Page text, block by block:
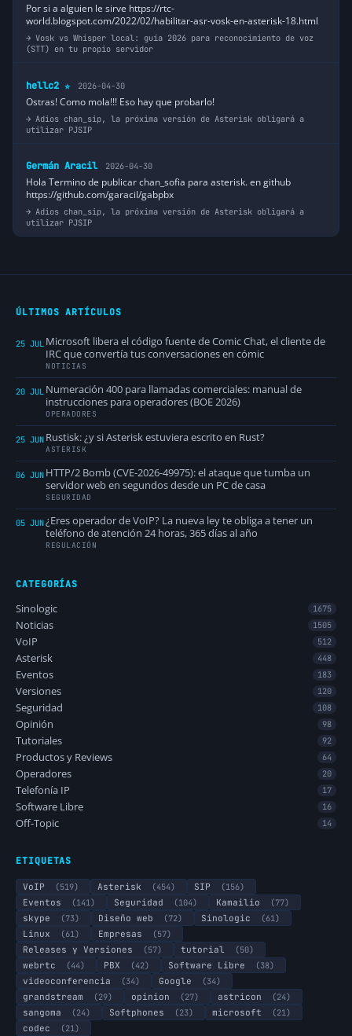
Por si a alguien le sirve https://rtc-
world.blogspot.com/2022/02/habilitar-asr-vosk-en-asterisk-18.html
Vosk vs Whisper local: guía 2026 para reconocimiento de voz
(STT) en tu propio servidor
hellc2 ⭐ 2026-04-30
Ostras! Como mola!!! Eso hay que probarlo!
Adios chan_sip, la próxima versión de Asterisk obligará a
utilizar PJSIP
Germán Aracil 2026-04-30
Hola Termino de publicar chan_sofia para asterisk. en github
https://github.com/garacil/gabpbx
Adios chan_sip, la próxima versión de Asterisk obligará a
utilizar PJSIP
ÚLTIMOS ARTÍCULOS
25 JUL Microsoft libera el código fuente de Comic Chat, el cliente de
IRC que convertía tus conversaciones en cómic
NOTICIAS
20 JUL Numeración 400 para llamadas comerciales: manual de
instrucciones para operadores (BOE 2026)
OPERADORES
25 JUN Rustisk: ¿y si Asterisk estuviera escrito en Rust?
ASTERISK
06 JUN HTTP/2 Bomb (CVE-2026-49975): el ataque que tumba un
servidor web en segundos desde un PC de casa
SEGURIDAD
05 JUN¿Eres operador de VoIP? La nueva ley te obliga a tener un
teléfono de atención 24 horas, 365 días al año
REGULACIÓN
CATEGORÍAS
Sinologic 1675
Noticias 1505
VoIP 512
Asterisk 448
Eventos 183
Versiones 120
Seguridad 108
Opinión 98
Tutoriales 92
Productos y Reviews 64
Operadores 20
Telefonía IP 17
Software Libre 16
Off-Topic 14
ETIQUETAS
VoIP (519) Asterisk (454) SIP
(156)
Eventos
(141) Seguridad (104) Kamailio
(77)
skype
(73) Diseño web (72) Sinologic
(61)
Linux
(61) Empresas
(57)
Releases y Versiones
(57) tutorial
(50)
webrtc
(44) PBX (42) Software Libre
(38)
videoconferencia
(34) Google
(34)
grandstream
(29) opinion (27) astricon
(24)
sangoma
(24) Softphones (23) microsoft
(21)
codec
(21)